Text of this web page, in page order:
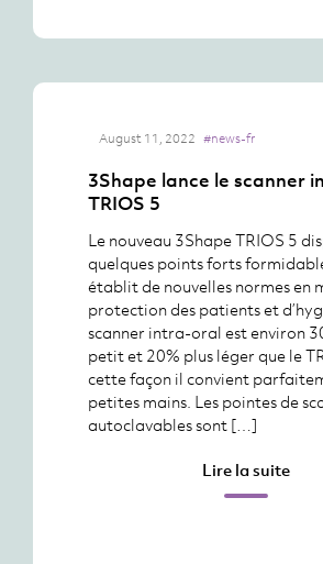
August 11, 2022 #news-fr
3Shape lance le scanner
TRIOS 5
Le nouveau 3Shape TRIOS 5
quelques points forts
établit de nouvelles normes en
protection des patients et
scanner intra-oral est environ
petit et 20% plus léger que le
cette façon il convient
petites mains. Les pointes de
autoclavables sont […]
Lire la suite